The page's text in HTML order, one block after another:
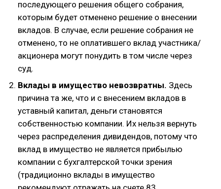
последующего решения общего собрания,
которым будет отменено решение о внесении
вкладов. В случае, если решение собрания не
отменено, то не оплатившего вклад участника/
акционера могут понудить в том числе через
суд.
Вклады в имущество невозвратны. Здесь
причина та же, что и с внесением вкладов в
уставный капитал, деньги становятся
собственностью компании. Их нельзя вернуть
через распределения дивидендов, потому что
вклад в имущество не является прибылью
компании с бухгалтерской точки зрения
(традиционно вклады в имущество